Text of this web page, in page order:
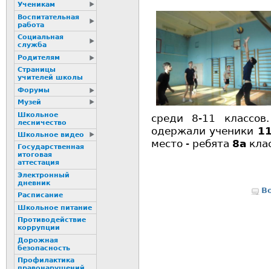
среди 8-11
одержали ученики
место - ребята 8а
Ученикам
Воспитательная
работа
Социальная
служба
Родителям
Страницы
учителей школы
Форумы
Музей
Школьное
лесничество
Школьное видео
Государственная
итоговая
аттестация
Электронный
дневник
Расписание
Школьное питание
Пpотиводействие
коppупции
Дорожная
безопасность
Профилактика